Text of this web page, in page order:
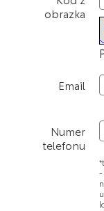
obrazka
Email
Numer
telefonu
-